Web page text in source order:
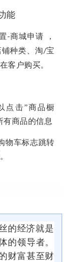
能
-商城申请 ，
种类、淘/宝
客户购买。
点击”商品橱
有商品的信息
物车标志跳转
的经济就是
的领导者。
财富甚至财